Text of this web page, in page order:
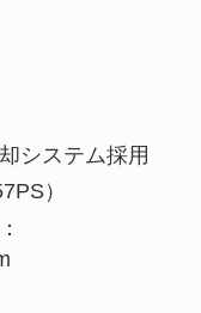
システム採用
）